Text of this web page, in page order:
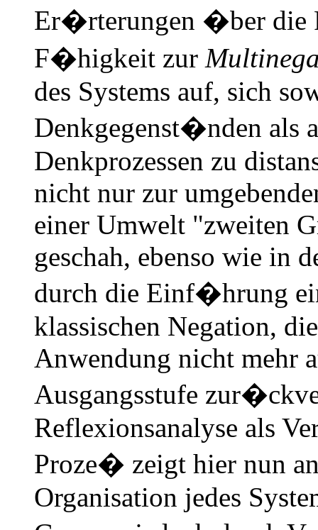
Er�rterungen �ber die
F�higkeit zur
des Systems auf, sich
Denkgegenst�nden als
Denkprozessen zu
nicht nur zur
einer Umwelt "zweiten
geschah, ebenso wie in
durch die Einf�hrung
klassischen Negation,
Anwendung nicht mehr
Ausgangsstufe
Reflexionsanalyse als
Proze� zeigt hier nun
Organisation jedes